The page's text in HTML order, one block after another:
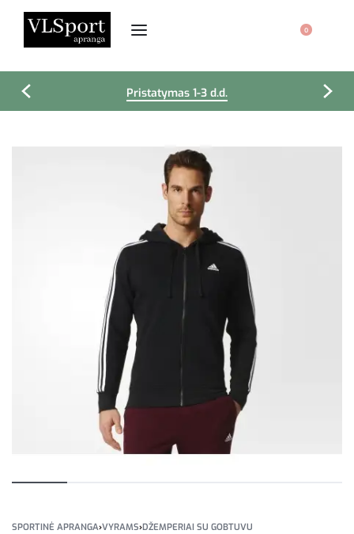
0
Pristatymas 1-3 d.d.
SPORTINĖ APRANGA›VYRAMS›DŽEMPERIAI SU GOBTUVU